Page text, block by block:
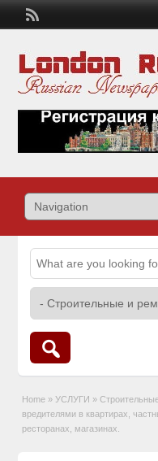
Home » УСЛУГИ »
вредителями в квартирах,
ресторанах, магазинах.